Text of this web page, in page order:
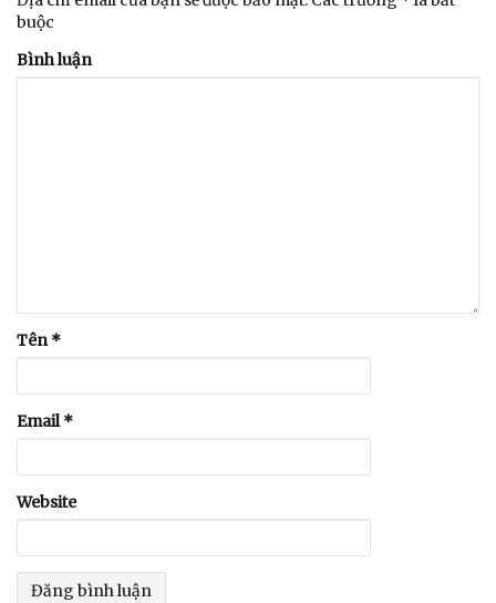
buộc
Bình luận
Tên*
Email*
Website